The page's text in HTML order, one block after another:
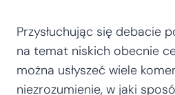
Przysłuchując się debacie
na temat niskich obecnie
można usłyszeć wiele
niezrozumienie, w jaki